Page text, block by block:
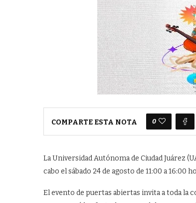
COMPARTE ESTA NOTA 0
La Universidad Autónoma de Ciudad Juárez
cabo el sábado 24 de agosto de 11:00 a 16:00
El evento de puertas abiertas invita a toda la